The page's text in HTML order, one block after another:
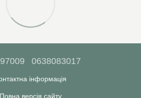
0638083017
інформація
Повна версія сайту